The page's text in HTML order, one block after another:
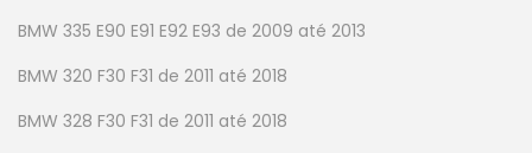
BMW 335 E90 E91 E92 E93 de 2009 até 2013
BMW 320 F30 F31 de 2011 até 2018
BMW 328 F30 F31 de 2011 até 2018